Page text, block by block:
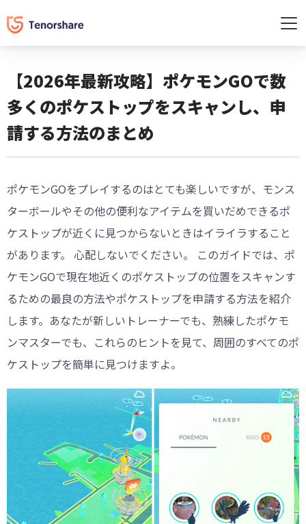
【2026年最新攻略】ポケモンGOで数
多くのポケストップをスキャンし、申
請する方法のまとめ
ポケモンGOをプレイするのはとても楽しいですが、モンス
ターボールやその他の便利なアイテムを買いだめできるポ
ケストップが近くに見つからないときはイライラすること
があります。 心配しないでください。 このガイドでは、ポ
ケモンGOで現在地近くのポケストップの位置をスキャンす
るための最良の方法やポケストップを申請する方法を紹介
します。あなたが新しいトレーナーでも、熟練したポケモ
ンマスターでも、これらのヒントを見て、周囲のすべてのポ
ケストップを簡単に見つけますよ。